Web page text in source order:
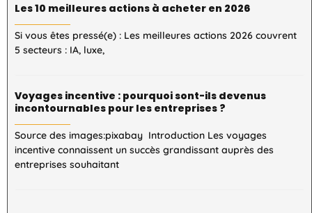
Les 10 meilleures actions à acheter en 2026
Si vous êtes pressé(e) : Les meilleures actions 2026 couvrent
5 secteurs : IA, luxe,
Voyages incentive : pourquoi sont-ils devenus
incontournables pour les entreprises ?
Source des images:pixabay Introduction Les voyages
incentive connaissent un succès grandissant auprès des
entreprises souhaitant